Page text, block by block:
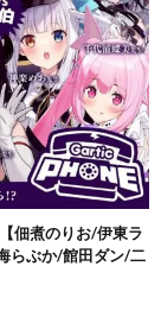
佃煮のりお/伊東ラ
らぶか/館田ダン/二